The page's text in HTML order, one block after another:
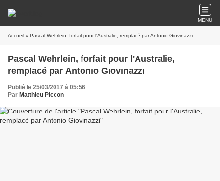
MENU
Accueil » Pascal Wehrlein, forfait pour l'Australie, remplacé par Antonio Giovinazzi
Pascal Wehrlein, forfait pour l'Australie,
remplacé par Antonio Giovinazzi
Publié le 25/03/2017 à 05:56
Par Matthieu Piccon